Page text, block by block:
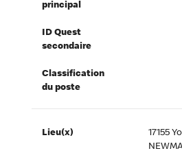
principal
ID Quest
secondaire
Classification
du poste
Lieu(x)
17155